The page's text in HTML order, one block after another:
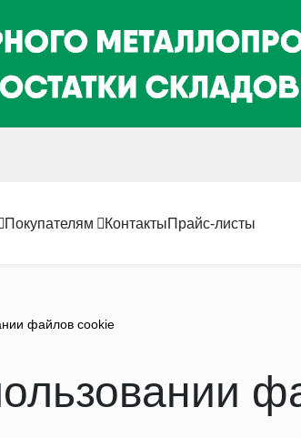
Покупателям КонтактыПрайс-листы
файлов cookie